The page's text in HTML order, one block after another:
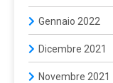
Gennaio 2022
Dicembre 2021
Novembre 2021